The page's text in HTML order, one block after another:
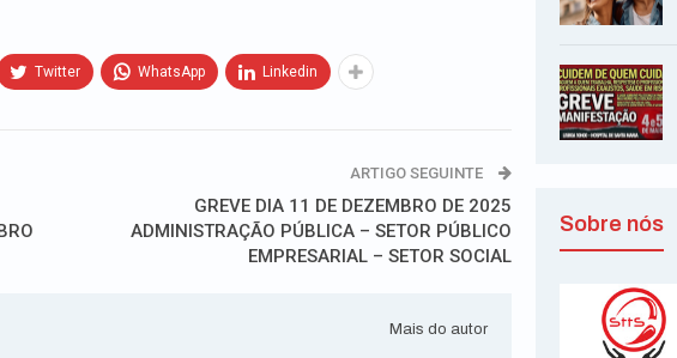
Twitter WhatsApp Linkedin
ARTIGO SEGUINTE
GREVE DIA 11 DE DEZEMBRO DE 2025
ADMINISTRAÇÃO PÚBLICA – SETOR PÚBLICO
EMPRESARIAL – SETOR SOCIAL
Mais do autor
Sobre nós